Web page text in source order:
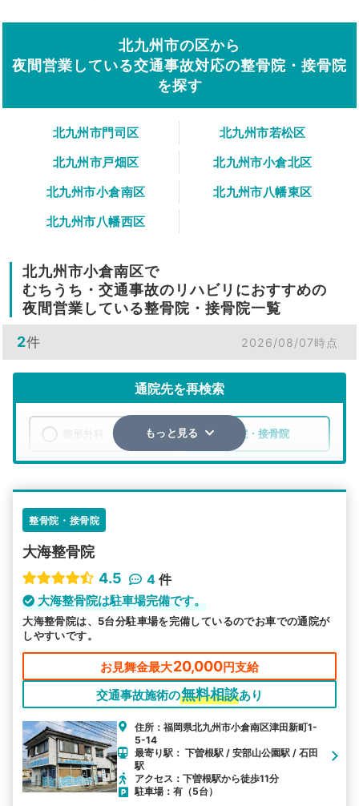
北九州市の区から
夜間営業している交通事故対応の整骨院・接骨院
を探す
北九州市門司区
北九州市若松区
北九州市戸畑区
北九州市小倉北区
北九州市小倉南区
北九州市八幡東区
北九州市八幡西区
北九州市小倉南区で
むちうち・交通事故のリハビリにおすすめの
夜間営業している整骨院・接骨院一覧
2件 2026/08/07時点
通院先を再検索
整骨院・接骨院
その他の検索方法
駅から探す 院名から探す
もっと見る
整骨院・接骨院
大海整骨院
4.5
4 件
大海整骨院は駐車場完備です。
大海整骨院は、5台分駐車場を完備しているのでお車での通院が
しやすいです。
お見舞金最大20,000円支給
交通事故施術の無料相談あり
住所：福岡県北九州市小倉南区津田新町1-
5-14
最寄り駅： 下曽根駅 / 安部山公園駅 / 石田
駅
アクセス：下曽根駅から徒歩11分
駐車場：有（5台）